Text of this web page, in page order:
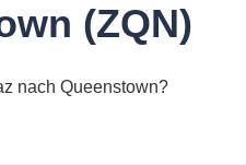
(ZQN)
nach Queenstown?